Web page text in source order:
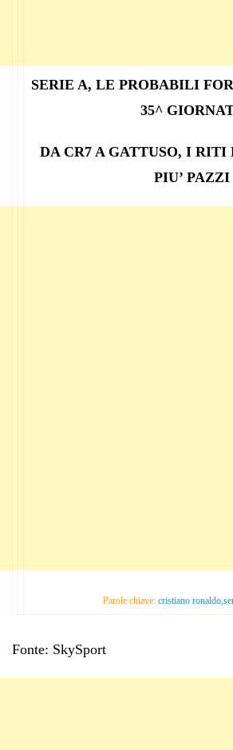
SERIE A, LE PROBABILI
35^
DA CR7 A GATTUSO, I
PIU’ PAZZI
Parole chiave: cristiano
Fonte: SkySport